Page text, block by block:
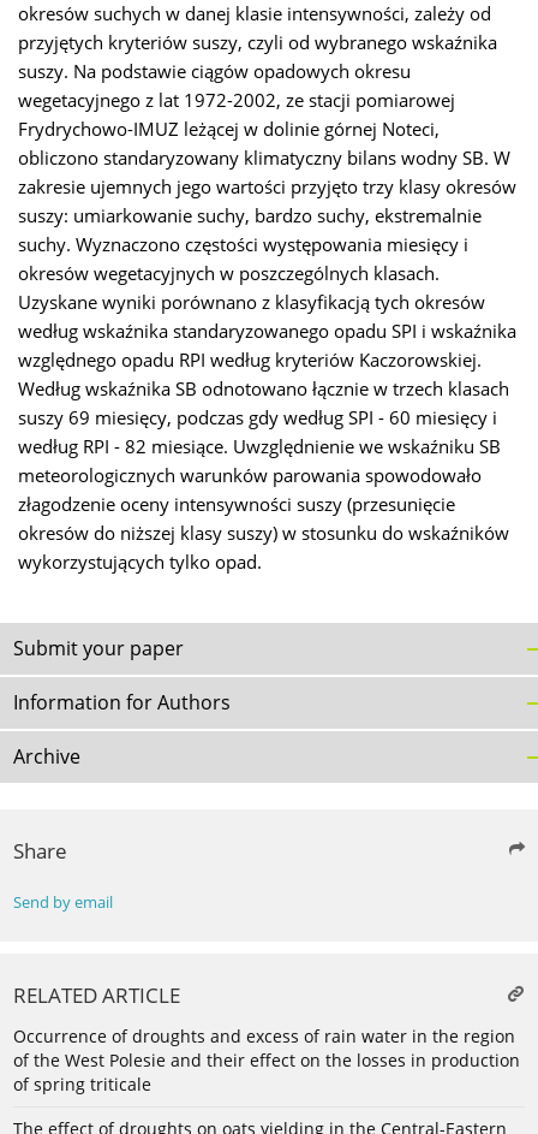
okresów suchych w danej klasie intensywności, zależy od
przyjętych kryteriów suszy, czyli od wybranego wskaźnika
suszy. Na podstawie ciągów opadowych okresu
wegetacyjnego z lat 1972-2002, ze stacji pomiarowej
Frydrychowo-IMUZ leżącej w dolinie górnej Noteci,
obliczono standaryzowany klimatyczny bilans wodny SB. W
zakresie ujemnych jego wartości przyjęto trzy klasy okresów
suszy: umiarkowanie suchy, bardzo suchy, ekstremalnie
suchy. Wyznaczono częstości występowania miesięcy i
okresów wegetacyjnych w poszczególnych klasach.
Uzyskane wyniki porównano z klasyfikacją tych okresów
według wskaźnika standaryzowanego opadu SPI i wskaźnika
względnego opadu RPI według kryteriów Kaczorowskiej.
Według wskaźnika SB odnotowano łącznie w trzech klasach
suszy 69 miesięcy, podczas gdy według SPI - 60 miesięcy i
według RPI - 82 miesiące. Uwzględnienie we wskaźniku SB
meteorologicznych warunków parowania spowodowało
złagodzenie oceny intensywności suszy (przesunięcie
okresów do niższej klasy suszy) w stosunku do wskaźników
wykorzystujących tylko opad.
Submit your paper
Information for Authors
Archive
Share
Send by email
RELATED ARTICLE
Occurrence of droughts and excess of rain water in the region
of the West Polesie and their effect on the losses in production
of spring triticale
The effect of droughts on oats yielding in the Central-Eastern